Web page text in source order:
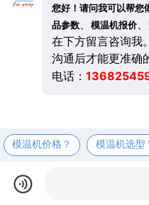
您好！请问我可以帮您
品参数、 模温机报价、
在下方留言咨询我
沟通后才能更准确
电话：
模温机价格？ 模温机选型